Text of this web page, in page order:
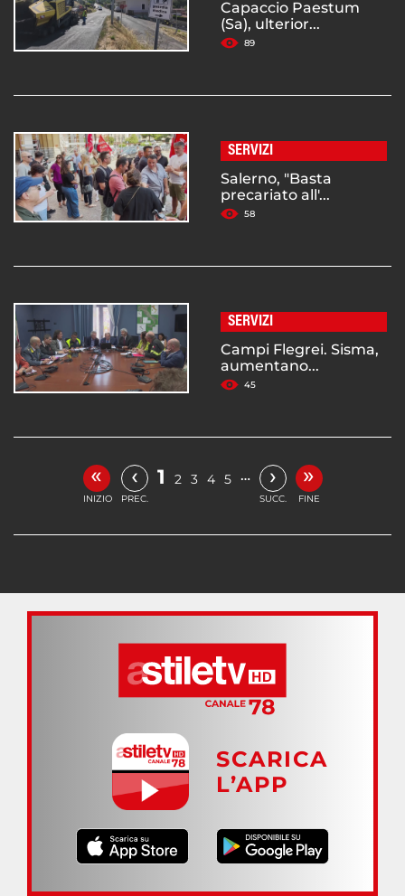
Capaccio Paestum
(Sa), ulterior...
89
SERVIZI
Salerno, "Basta
precariato all'...
58
SERVIZI
Campi Flegrei. Sisma,
aumentano...
45
«
INIZIO
‹
PREC.
1 2 3 4 5 … ›
SUCC.
»
FINE
SCARICA
L’APP